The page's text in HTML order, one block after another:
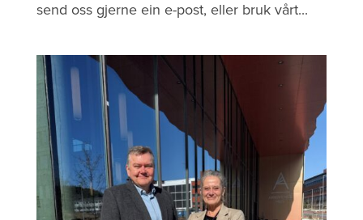
send oss gjerne ein e-post, eller bruk vårt...